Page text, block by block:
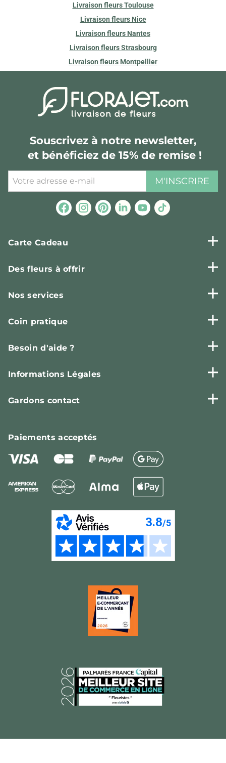
Livraison fleurs Toulouse
Livraison fleurs Nice
Livraison fleurs Nantes
Livraison fleurs Strasbourg
Livraison fleurs Montpellier
Souscrivez à notre newsletter,
et bénéficiez de 15% de remise !
M'INSCRIRE
Carte Cadeau
Des fleurs à offrir
Nos services
Coin pratique
Besoin d'aide ?
Informations Légales
Gardons contact
Paiementsacceptés